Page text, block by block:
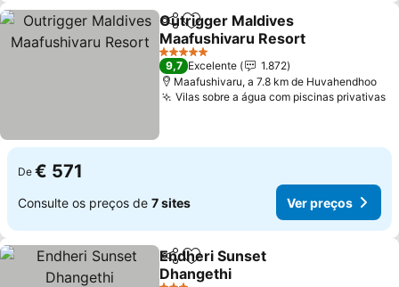
PartilharAdicionar aos favoritos
Outrigger Maldives
Maafushivaru Resort
5 Estrelas
9,7 Excelente
1.872
Maafushivaru, a 7.8 km de Huvahendhoo
Vilas sobre a água com piscinas privativas
De € 571
Consulte os preços de 7 sites Ver preços
PartilharAdicionar aos favoritos
Endheri Sunset
Dhangethi